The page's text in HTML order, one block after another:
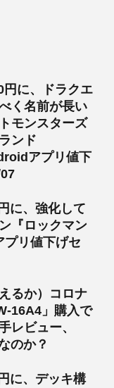
に、ドラクエ
く名前が長い
モンスターズ
ンド
アプリ値下
に、強化して
『ロックマン
リ値下げセ
るか）コロナ
16A4」購入で
レビュー、
のか？
に、デッキ構